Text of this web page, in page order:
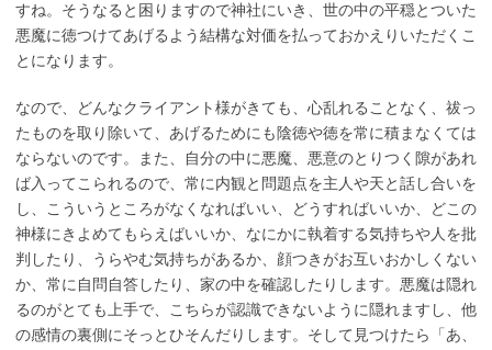
すね。そうなると困りますので神社にいき、世の中の平穏とついた
悪魔に徳つけてあげるよう結構な対価を払っておかえりいただくこ
とになります。
なので、どんなクライアント様がきても、心乱れることなく、祓っ
たものを取り除いて、あげるためにも陰徳や徳を常に積まなくては
ならないのです。また、自分の中に悪魔、悪意のとりつく隙があれ
ば入ってこられるので、常に内観と問題点を主人や天と話し合いを
し、こういうところがなくなればいい、どうすればいいか、どこの
神様にきよめてもらえばいいか、なにかに執着する気持ちや人を批
判したり、うらやむ気持ちがあるか、顔つきがお互いおかしくない
か、常に自問自答したり、家の中を確認したりします。悪魔は隠れ
るのがとても上手で、こちらが認識できないように隠れますし、他
の感情の裏側にそっとひそんだりします。そして見つけたら「あ、